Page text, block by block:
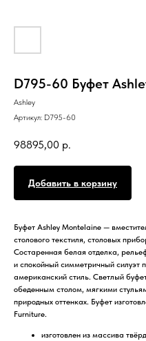
D795-60 Буфет
Ashley
Артикул: D795-60
98895,00 р.
Добавить в корзину
Буфет Ashley Montelaine —
столового текстиля, столовых
Состаренная белая отделка,
и спокойный симметричный силуэт
американский стиль. Светлый
обеденным столом, мягкими
природных оттенках. Буфет
Furniture.
изготовлен из массива